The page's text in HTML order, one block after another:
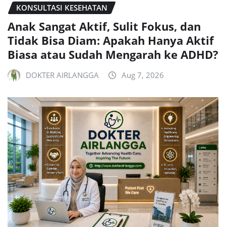
KONSULTASI KESEHATAN
Anak Sangat Aktif, Sulit Fokus, dan
Tidak Bisa Diam: Apakah Hanya Aktif
Biasa atau Sudah Mengarah ke ADHD?
DOKTER AIRLANGGA Aug 7, 2026